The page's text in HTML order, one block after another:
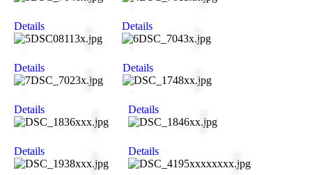
Details Details
Details Details
Details Details
Details Details